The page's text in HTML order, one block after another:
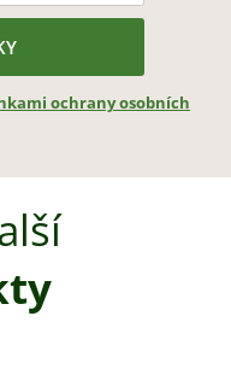
ochrany osobních